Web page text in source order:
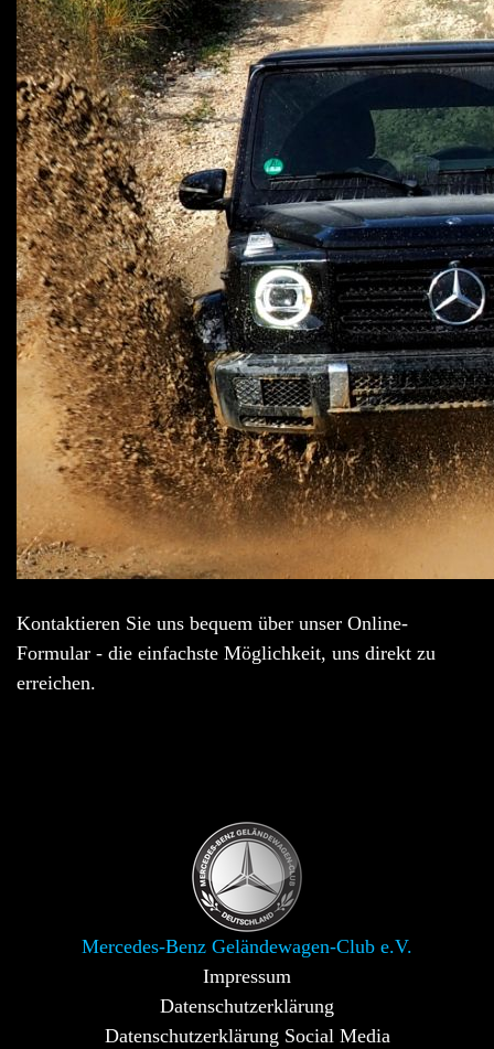
Kontaktieren Sie uns bequem über unser Online-
Formular - die einfachste Möglichkeit, uns direkt zu
erreichen.
Mercedes-Benz Geländewagen-Club e.V.
Impressum
Datenschutzerklärung
Datenschutzerklärung Social Media